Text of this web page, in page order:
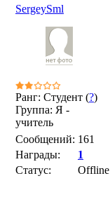
SergeySml
Ранг: Студент (?)
Группа: Я -
учитель
Сообщений: 161
Награды:
1
Статус:
Offline